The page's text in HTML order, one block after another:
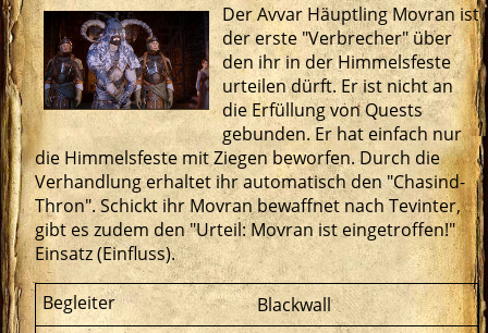
Der Avvar Häuptling Movran ist
der erste "Verbrecher" über
den ihr in der Himmelsfeste
urteilen dürft. Er ist nicht an
die Erfüllung von Quests
gebunden. Er hat einfach nur
die Himmelsfeste mit Ziegen beworfen. Durch die
Verhandlung erhaltet ihr automatisch den "Chasind-
Thron". Schickt ihr Movran bewaffnet nach Tevinter,
gibt es zudem den "Urteil: Movran ist eingetroffen!"
Einsatz (Einfluss).
Blackwall